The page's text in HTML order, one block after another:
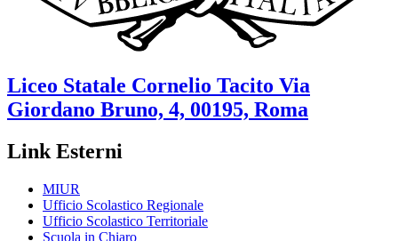
Liceo Statale Cornelio Tacito Via
Giordano Bruno, 4, 00195, Roma
Link Esterni
MIUR
Ufficio Scolastico Regionale
Ufficio Scolastico Territoriale
Scuola in Chiaro